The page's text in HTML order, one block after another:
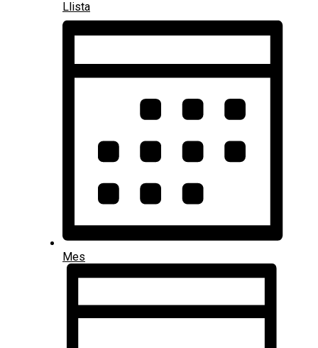
Llista
Mes